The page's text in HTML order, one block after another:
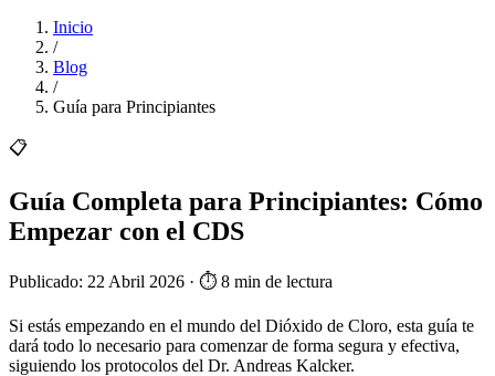
Inicio
/
Blog
/
Guía para Principiantes
📋
Guía Completa para Principiantes: Cómo
Empezar con el CDS
Publicado: 22 Abril 2026 · ⏱️ 8 min de lectura
Si estás empezando en el mundo del Dióxido de Cloro, esta guía te
dará todo lo necesario para comenzar de forma segura y efectiva,
siguiendo los protocolos del Dr. Andreas Kalcker.